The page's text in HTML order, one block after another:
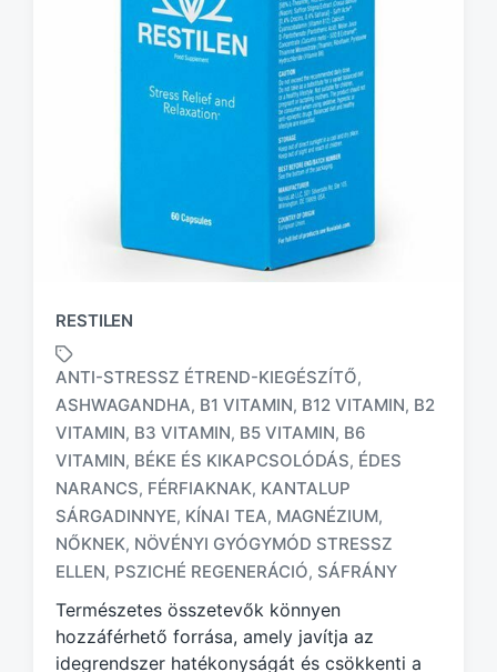
RESTILEN
a
g
g
e
w
i
t
ANTI-STRESSZ ÉTREND-KIEGÉSZÍTŐ,
ASHWAGANDHA, B1 VITAMIN, B12 VITAMIN, B2
VITAMIN, B3 VITAMIN, B5 VITAMIN, B6
VITAMIN, BÉKE ÉS KIKAPCSOLÓDÁS, ÉDES
NARANCS, FÉRFIAKNAK, KANTALUP
SÁRGADINNYE, KÍNAI TEA, MAGNÉZIUM,
NŐKNEK, NÖVÉNYI GYÓGYMÓD STRESSZ
ELLEN, PSZICHÉ REGENERÁCIÓ, SÁFRÁNY
Természetes összetevők könnyen
hozzáférhető forrása, amely javítja az
idegrendszer hatékonyságát és csökkenti a